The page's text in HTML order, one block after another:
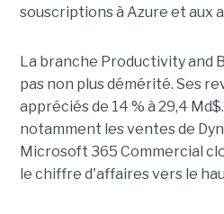
souscriptions à Azure et aux
La branche Productivity and
pas non plus démérité. Ses
appréciés de 14 % à 29,4
notamment les ventes de
Microsoft 365 Commercial
le chiffre d'affaires vers le